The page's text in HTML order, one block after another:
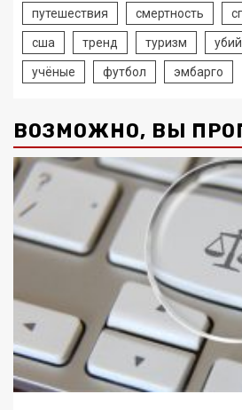
путешествия смертность
сша тренд туризм
учёные футбол эмбарго
ВОЗМОЖНО, ВЫ